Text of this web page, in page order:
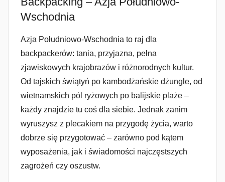
Wschodnia
Azja Południowo-Wschodnia to raj dla
backpackerów: tania, przyjazna, pełna
zjawiskowych krajobrazów i różnorodnych kultur.
Od tajskich świątyń po kambodżańskie dżungle, od
wietnamskich pól ryżowych po balijskie plaże –
każdy znajdzie tu coś dla siebie. Jednak zanim
wyruszysz z plecakiem na przygodę życia, warto
dobrze się przygotować – zarówno pod kątem
wyposażenia, jak i świadomości najczęstszych
zagrożeń czy oszustw.